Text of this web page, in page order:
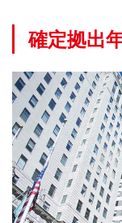
確定拠出